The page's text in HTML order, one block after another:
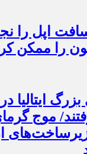
اپل را
را ممکن
ایتالیا
موج